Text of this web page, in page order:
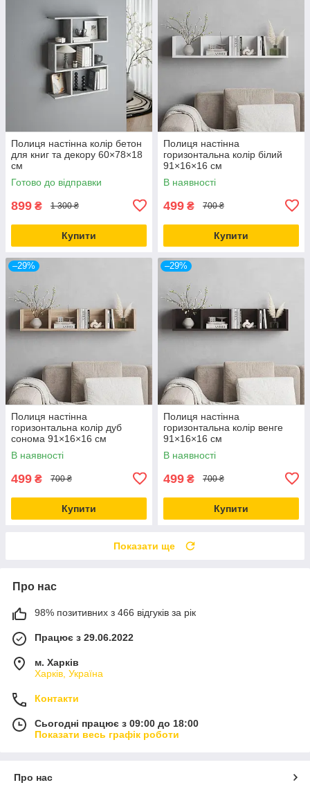
Полиця настінна колір бетон
для книг та декору 60×78×18
см
Готово до відправки
899 ₴ 1 300 ₴
Купити
Полиця настінна
горизонтальна колір білий
91×16×16 см
В наявності
499 ₴ 700 ₴
Купити
–29%
Полиця настінна
горизонтальна колір дуб
сонома 91×16×16 см
В наявності
499 ₴ 700 ₴
Купити
–29%
Полиця настінна
горизонтальна колір венге
91×16×16 см
В наявності
499 ₴ 700 ₴
Купити
Показати ще
Про нас
98% позитивних з 466 відгуків за рік
Працює з 29.06.2022
м. Харків
Харків, Україна
Контакти
Сьогодні працює з 09:00 до 18:00
Показати весь графік роботи
Про нас